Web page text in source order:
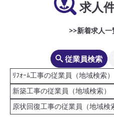
求人
>>新着求人
従業員検索